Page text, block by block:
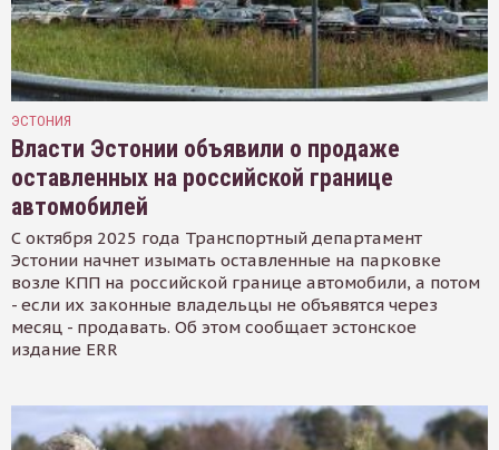
ЭСТОНИЯ
Власти Эстонии объявили о продаже
оставленных на российской границе
автомобилей
С октября 2025 года Транспортный департамент
Эстонии начнет изымать оставленные на парковке
возле КПП на российской границе автомобили, а потом
- если их законные владельцы не объявятся через
месяц - продавать. Об этом сообщает эстонское
издание ERR